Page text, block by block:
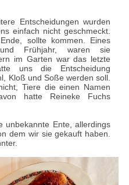
Entscheidungen wurden
einfach nicht geschmeckt.
sollte kommen. Eines
Frühjahr, waren sie
im Garten war das letzte
uns die Entscheidung
Kloß und Soße werden soll.
Tiere die einen Namen
hatte Reineke Fuchs
unbekannte Ente, allerdings
dem wir sie gekauft haben.